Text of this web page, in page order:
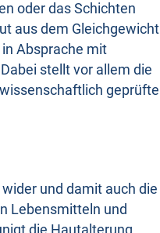
oder das Schichten
aus dem Gleichgewicht
Absprache mit
stellt vor allem die
geprüfte
und damit auch die
Lebensmitteln und